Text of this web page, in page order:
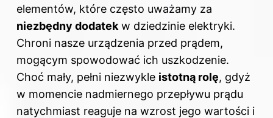
elementów, które często uważamy za
niezbędny dodatek w dziedzinie elektryki.
Chroni nasze urządzenia przed prądem,
mogącym spowodować ich uszkodzenie.
Choć mały, pełni niezwykle istotną rolę, gdyż
w momencie nadmiernego przepływu prądu
natychmiast reaguje na wzrost jego wartości i